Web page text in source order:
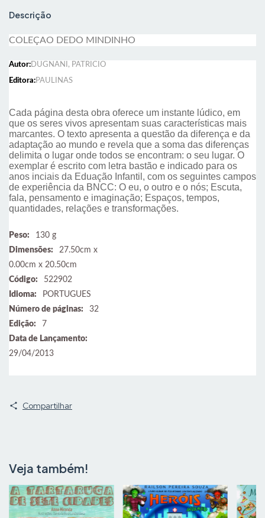
Descrição
COLEÇAO DEDO MINDINHO
Autor:DUGNANI, PATRICIO
Editora:PAULINAS
Cada página desta obra oferece um instante lúdico, em
que os seres vivos apresentam suas características mais
marcantes. O texto apresenta a questão da diferença e da
adaptação ao mundo e revela que a soma das diferenças
delimita o lugar onde todos se encontram: o seu lugar. O
exemplar é escrito com letra bastão e indicado para os
anos inciais da Eduação Infantil, com os seguintes campos
de experiência da BNCC: O eu, o outro e o nós; Escuta,
fala, pensamento e imaginação; Espaços, tempos,
quantidades, relações e transformações.
Peso:
130 g
Dimensões:
27.50cm x
0.00cm x 20.50cm
Código:
522902
Idioma:
PORTUGUES
Número de páginas:
32
Edição:
7
Data de Lançamento:
29/04/2013
Compartilhar
Veja também!